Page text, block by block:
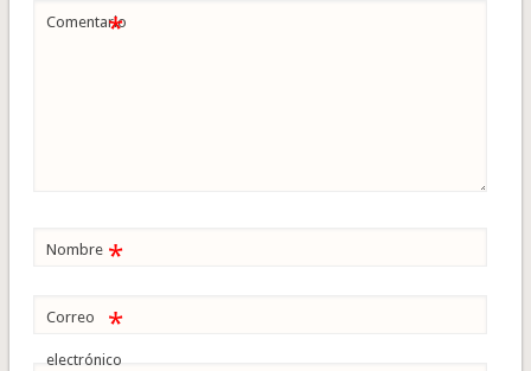
Comentario
*
Nombre *
Correo
electrónico
*